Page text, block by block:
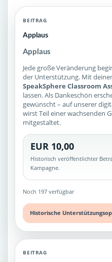
BEITRAG
Applaus
Applaus
Jede große Veränderung
der Unterstützung. Mit
SpeakSphere Classroom
lassen. Als Dankeschön
gewünscht – auf unserer
wirst Teil einer wachsenden
mitgestaltet.
EUR 10,00
Historisch veröffentlichter
Kampagne.
Noch 197 verfügbar
Historische
BEITRAG